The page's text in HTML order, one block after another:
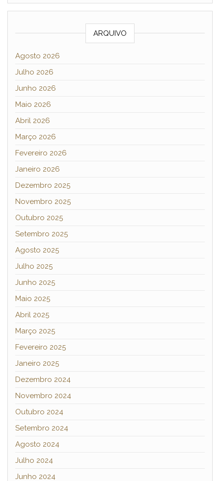
ARQUIVO
Agosto 2026
Julho 2026
Junho 2026
Maio 2026
Abril 2026
Março 2026
Fevereiro 2026
Janeiro 2026
Dezembro 2025
Novembro 2025
Outubro 2025
Setembro 2025
Agosto 2025
Julho 2025
Junho 2025
Maio 2025
Abril 2025
Março 2025
Fevereiro 2025
Janeiro 2025
Dezembro 2024
Novembro 2024
Outubro 2024
Setembro 2024
Agosto 2024
Julho 2024
Junho 2024